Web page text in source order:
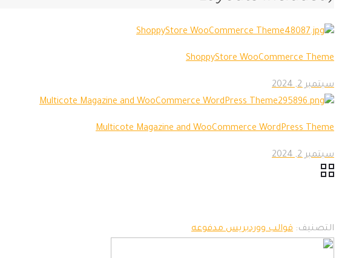
ShoppyStore WooCommerce Theme
سبتمبر 2, 2024
Multicote Magazine and WooCommerce WordPress Theme
سبتمبر 2, 2024
التصنيف: قوالب ووردبريس مدفوعه